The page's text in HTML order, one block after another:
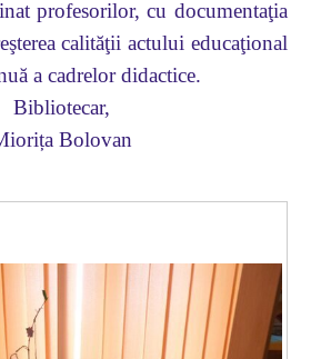
profesorilor, cu documentaţia
calităţii actului educaţional
a cadrelor didactice.
Bibliotecar,
Bolovan